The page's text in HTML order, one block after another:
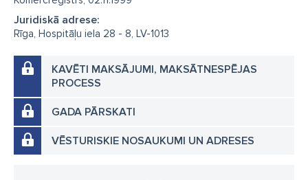
Juridiskā adrese:
Rīga, Hospitāļu iela 28 - 8, LV-1013
KAVĒTI MAKSĀJUMI, MAKSĀTNESPĒJAS
PROCESS
GADA PĀRSKATI
VĒSTURISKIE NOSAUKUMI UN ADRESES